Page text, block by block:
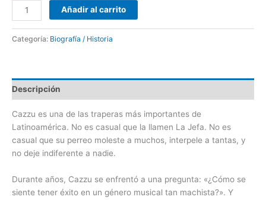
Añadir al carrito
Categoría: Biografía / Historia
Descripción
Cazzu es una de las traperas más importantes de
Latinoamérica. No es casual que la llamen La Jefa. No es
casual que su perreo moleste a muchos, interpele a tantas, y
no deje indiferente a nadie.
Durante años, Cazzu se enfrentó a una pregunta: «¿Cómo se
siente tener éxito en un género musical tan machista?». Y